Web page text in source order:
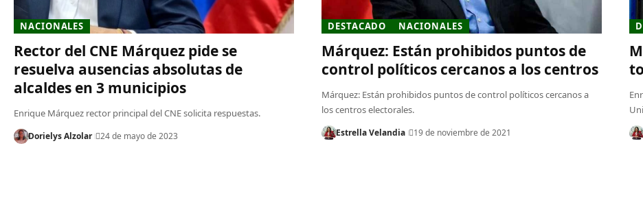
NACIONALES
Rector del CNE Márquez pide se
resuelva ausencias absolutas de
alcaldes en 3 municipios
Enrique Márquez rector principal del CNE solicita respuestas.
Dorielys Alzolar 24 de mayo de 2023
DESTACADO NACIONALES
Márquez: Están prohibidos puntos de
control políticos cercanos a los centros
Márquez: Están prohibidos puntos de control políticos cercanos a
los centros electorales.
Estrella Velandia 19 de noviembre de 2021